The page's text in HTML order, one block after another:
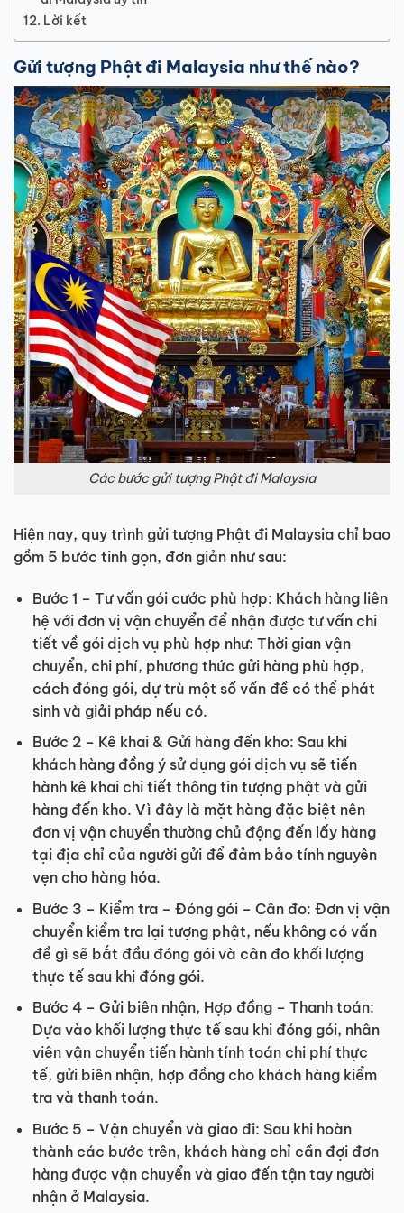
Lời kết
Gửi tượng Phật đi Malaysia như thế nào?
Các bước gửi tượng Phật đi Malaysia
Hiện nay, quy trình gửi tượng Phật đi Malaysia chỉ bao
gồm 5 bước tinh gọn, đơn giản như sau:
Bước 1 – Tư vấn gói cước phù hợp: Khách hàng liên
hệ với đơn vị vận chuyển để nhận được tư vấn chi
tiết về gói dịch vụ phù hợp như: Thời gian vận
chuyển, chi phí, phương thức gửi hàng phù hợp,
cách đóng gói, dự trù một số vấn đề có thể phát
sinh và giải pháp nếu có.
Bước 2 – Kê khai & Gửi hàng đến kho: Sau khi
khách hàng đồng ý sử dụng gói dịch vụ sẽ tiến
hành kê khai chi tiết thông tin tượng phật và gửi
hàng đến kho. Vì đây là mặt hàng đặc biệt nên
đơn vị vận chuyển thường chủ động đến lấy hàng
tại địa chỉ của người gửi để đảm bảo tính nguyên
vẹn cho hàng hóa.
Bước 3 – Kiểm tra – Đóng gói – Cân đo: Đơn vị vận
chuyển kiểm tra lại tượng phật, nếu không có vấn
đề gì sẽ bắt đầu đóng gói và cân đo khối lượng
thực tế sau khi đóng gói.
Bước 4 – Gửi biên nhận, Hợp đồng – Thanh toán:
Dựa vào khối lượng thực tế sau khi đóng gói, nhân
viên vận chuyển tiến hành tính toán chi phí thực
tế, gửi biên nhận, hợp đồng cho khách hàng kiểm
tra và thanh toán.
Bước 5 – Vận chuyển và giao đi: Sau khi hoàn
thành các bước trên, khách hàng chỉ cần đợi đơn
hàng được vận chuyển và giao đến tận tay người
nhận ở Malaysia.